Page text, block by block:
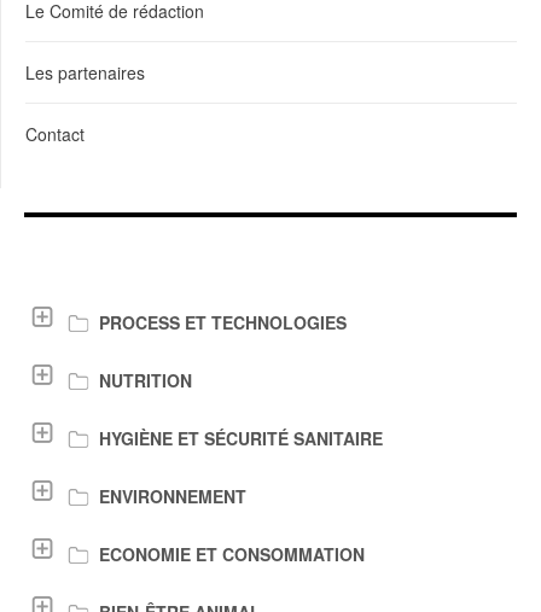
Le Comité de rédaction
Les partenaires
Contact
PROCESS ET TECHNOLOGIES
NUTRITION
HYGIÈNE ET SÉCURITÉ SANITAIRE
ENVIRONNEMENT
ECONOMIE ET CONSOMMATION